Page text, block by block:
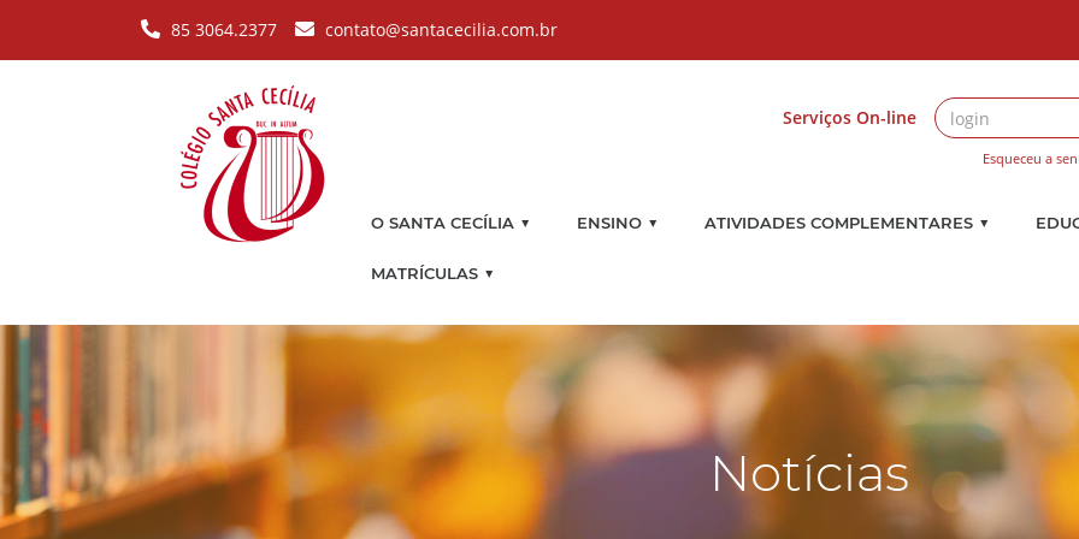
85 3064.2377 contato@santacecilia.com.br
Serviços On-line
Esqueceu a
O SANTA CECÍLIA ▼ ENSINO ▼ ATIVIDADES COMPLEMENTARES ▼
MATRÍCULAS ▼
Notícias